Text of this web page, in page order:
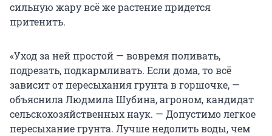
сильную жару всё же растение придется
притенить.
«Уход за ней простой — вовремя поливать,
подрезать, подкармливать. Если дома, то всё
зависит от пересыхания грунта в горшочке, —
объяснила Людмила Шубина, агроном, кандидат
сельскохозяйственных наук. — Допустимо легкое
пересыхание грунта. Лучше недолить воды, чем